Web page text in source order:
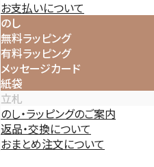
お支払いについて
のし
無料ラッピング
有料ラッピング
メッセージカード
紙袋
立札
のし・ラッピングのご案内
返品・交換について
おまとめ注文について